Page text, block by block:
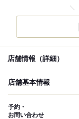
店舗情報（詳細）
店舗基本情報
予約・
お問い合わせ